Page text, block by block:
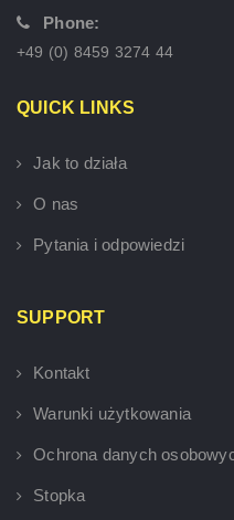
Phone:
+49 (0) 8459 3274 44
QUICK LINKS
Jak to działa
O nas
Pytania i odpowiedzi
SUPPORT
Kontakt
Warunki użytkowania
Ochrona danych
Stopka